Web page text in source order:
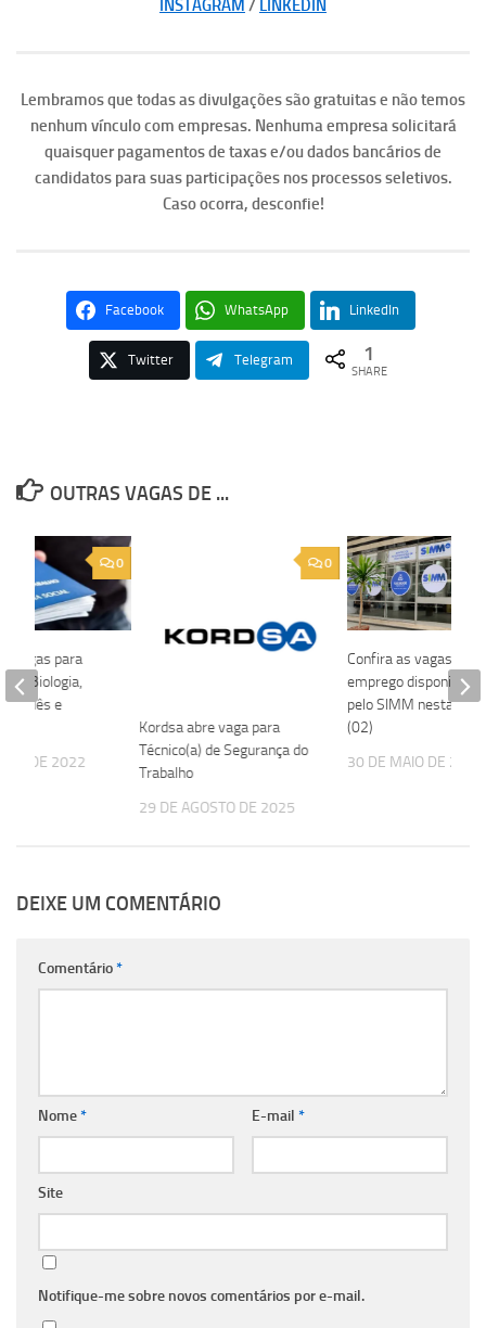
INSTAGRAM / LINKEDIN
Lembramos que todas as divulgações são gratuitas e não temos
nenhum vínculo com empresas. Nenhuma empresa solicitará
quaisquer pagamentos de taxas e/ou dados bancários de
candidatos para suas participações nos processos seletivos.
Caso ocorra, desconfie!
Facebook WhatsApp LinkedIn
Twitter Telegram 1
SHARE
OUTRAS VAGAS DE ...
0
Kordsa abre vaga para
Técnico(a) de Segurança do
Trabalho
29 DE AGOSTO DE 2025
Confira as vagas de
emprego
pelo SIMM nesta
(02)
30 DE MAIO DE 2025
0
vagas para
de Biologia,
e
DE 2022
DEIXE UM COMENTÁRIO
Comentário*
Nome* E-mail *
Site
Notifique-me sobre novos comentários por e-mail.